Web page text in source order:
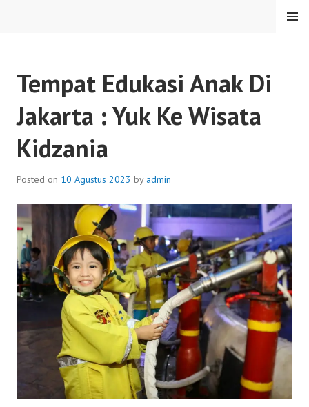
MENU
Tempat Edukasi Anak Di
Jakarta : Yuk Ke Wisata
Kidzania
Posted on 10 Agustus 2023 by admin